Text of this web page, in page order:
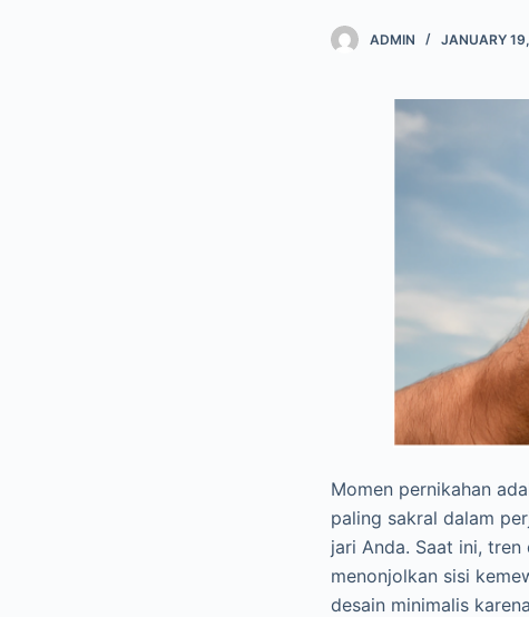
ADMIN JANUARY
Momen pernikahan
paling sakral dalam
jari Anda. Saat ini,
menonjolkan sisi
desain minimalis